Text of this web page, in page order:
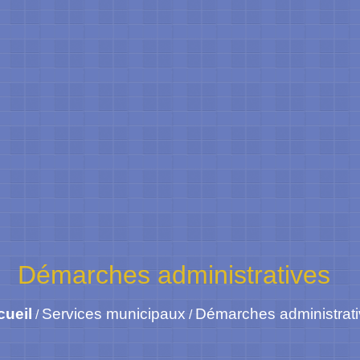
Démarches administratives
/ Services municipaux / Démarches